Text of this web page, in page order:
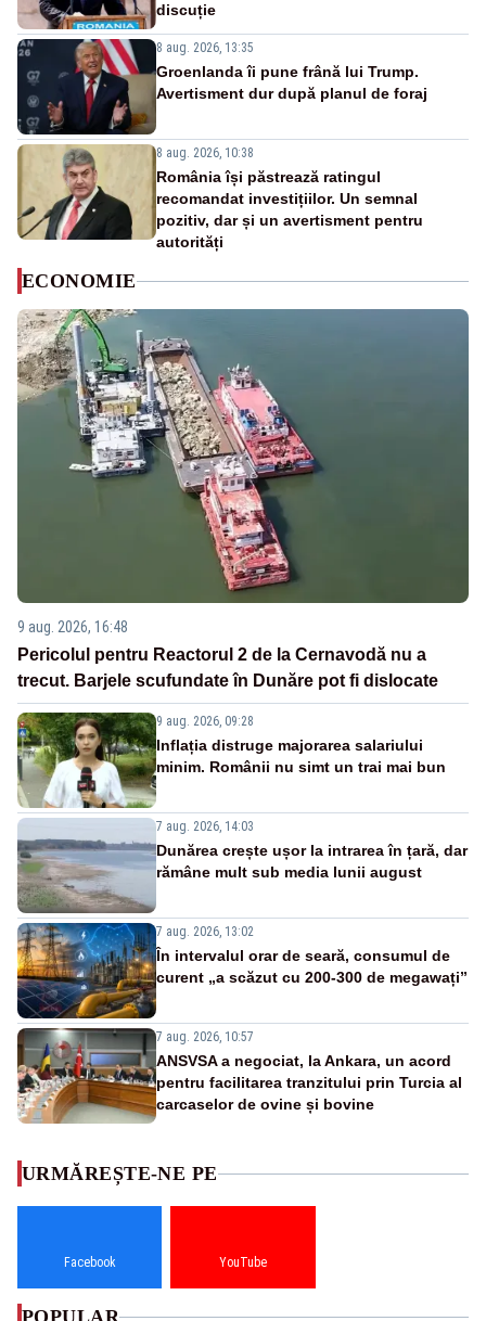
discuție
8 aug. 2026, 13:35
Groenlanda îi pune frână lui Trump.
Avertisment dur după planul de foraj
8 aug. 2026, 10:38
România își păstrează ratingul
recomandat investițiilor. Un semnal
pozitiv, dar și un avertisment pentru
autorități
ECONOMIE
9 aug. 2026, 16:48
Pericolul pentru Reactorul 2 de la Cernavodă nu a
trecut. Barjele scufundate în Dunăre pot fi dislocate
9 aug. 2026, 09:28
Inflația distruge majorarea salariului
minim. Românii nu simt un trai mai bun
7 aug. 2026, 14:03
Dunărea crește ușor la intrarea în țară, dar
rămâne mult sub media lunii august
7 aug. 2026, 13:02
În intervalul orar de seară, consumul de
curent „a scăzut cu 200-300 de megawați”
7 aug. 2026, 10:57
ANSVSA a negociat, la Ankara, un acord
pentru facilitarea tranzitului prin Turcia al
carcaselor de ovine și bovine
URMĂREȘTE-NE PE
Facebook YouTube